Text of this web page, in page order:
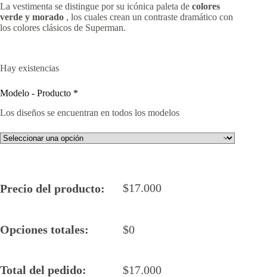
La vestimenta se distingue por su icónica paleta de colores
verde y morado , los cuales crean un contraste dramático con
los colores clásicos de Superman.
Hay existencias
Modelo - Producto *
Los diseños se encuentran en todos los modelos
Precio del producto: $17.000
Opciones totales: $0
Total del pedido: $17.000